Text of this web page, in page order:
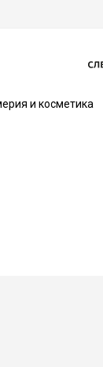
и косметика